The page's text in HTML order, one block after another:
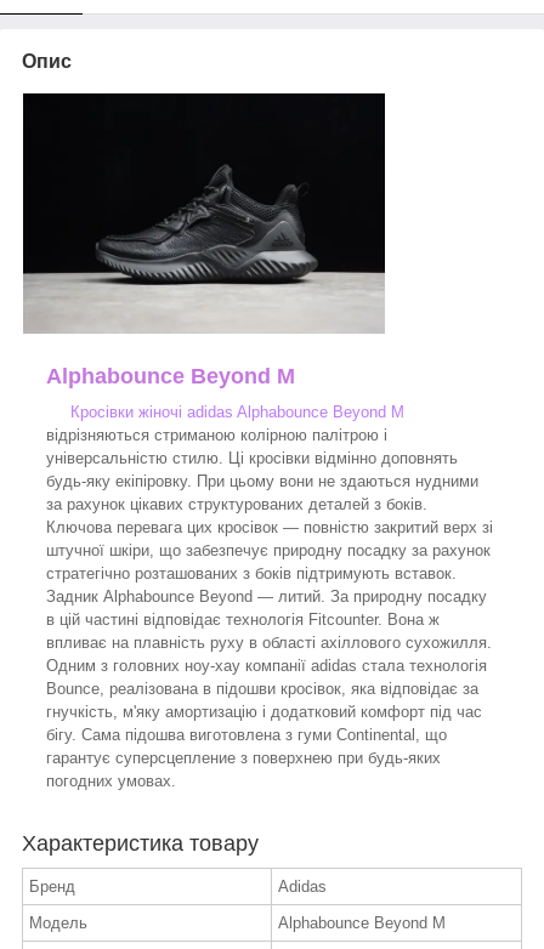
Опис
Alphabounce Beyond M
Кросівки жіночі adidas Alphabounce Beyond M
відрізняються стриманою колірною палітрою і
універсальністю стилю. Ці кросівки відмінно доповнять
будь-яку екіпіровку. При цьому вони не здаються нудними
за рахунок цікавих структурованих деталей з боків.
Ключова перевага цих кросівок — повністю закритий верх зі
штучної шкіри, що забезпечує природну посадку за рахунок
стратегічно розташованих з боків підтримують вставок.
Задник Alphabounce Beyond — литий. За природну посадку
в цій частині відповідає технологія Fitcounter. Вона ж
впливає на плавність руху в області ахіллового сухожилля.
Одним з головних ноу-хау компанії adidas стала технологія
Bounce, реалізована в підошви кросівок, яка відповідає за
гнучкість, м'яку амортизацію і додатковий комфорт під час
бігу. Сама підошва виготовлена з гуми Continental, що
гарантує суперсцепление з поверхнею при будь-яких
погодних умовах.
Характеристика товару
Бренд
Adidas
Модель
Alphabounce Beyond M